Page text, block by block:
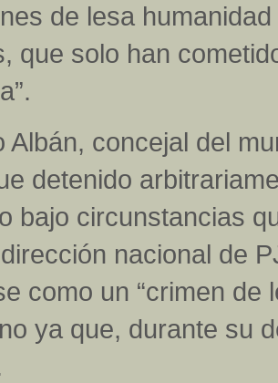
de lesa
que solo han
Albán, concejal del
detenido
bajo circunstancias
nacional de
como un “crimen
ya que, durante su